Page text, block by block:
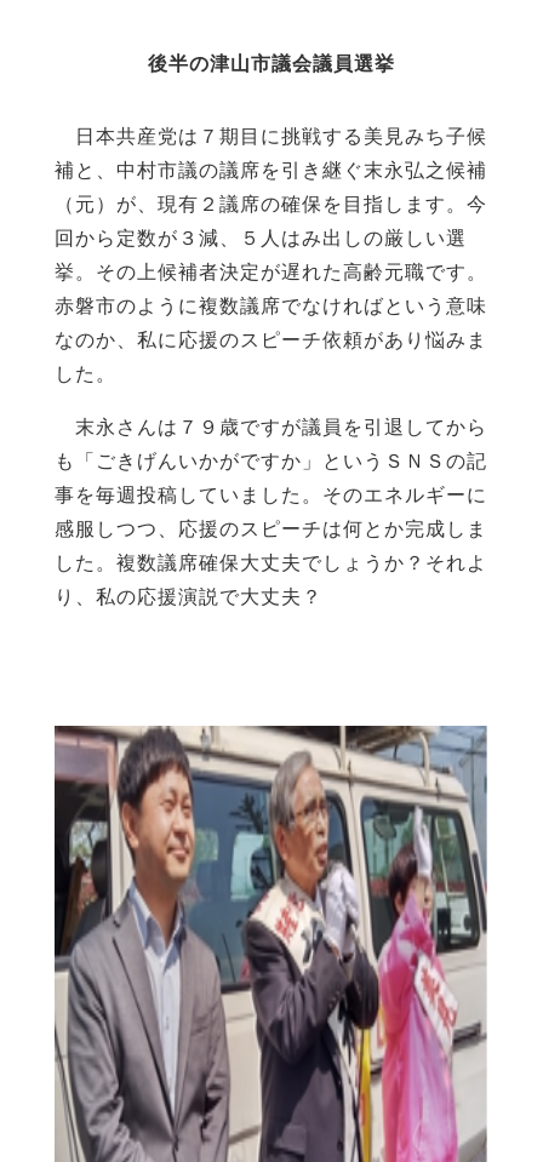
後半の津山市議会議員選挙
日本共産党は７期目に挑戦する美見みち子候
補と、中村市議の議席を引き継ぐ末永弘之候補
（元）が、現有２議席の確保を目指します。今
回から定数が３減、５人はみ出しの厳しい選
挙。その上候補者決定が遅れた高齢元職です。
赤磐市のように複数議席でなければという意味
なのか、私に応援のスピーチ依頼があり悩みま
した。
末永さんは７９歳ですが議員を引退してから
も「ごきげんいかがですか」というＳＮＳの記
事を毎週投稿していました。そのエネルギーに
感服しつつ、応援のスピーチは何とか完成しま
した。複数議席確保大丈夫でしょうか？それよ
り、私の応援演説で大丈夫？